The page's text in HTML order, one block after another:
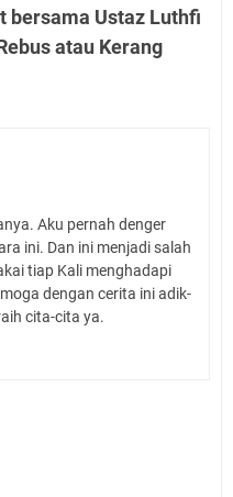
bersama Ustaz Luthfi
atau Kerang
Aku pernah denger
ini. Dan ini menjadi salah
tiap Kali menghadapi
dengan cerita ini adik-
cita-cita ya.